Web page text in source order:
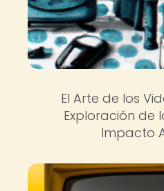
El Arte de los
Exploración de
Impacto